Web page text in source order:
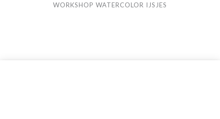
WORKSHOP WATERCOLOR IJSJES